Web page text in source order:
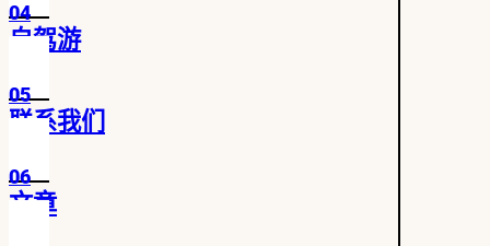
04
自驾游
05
联系我们
06
文章